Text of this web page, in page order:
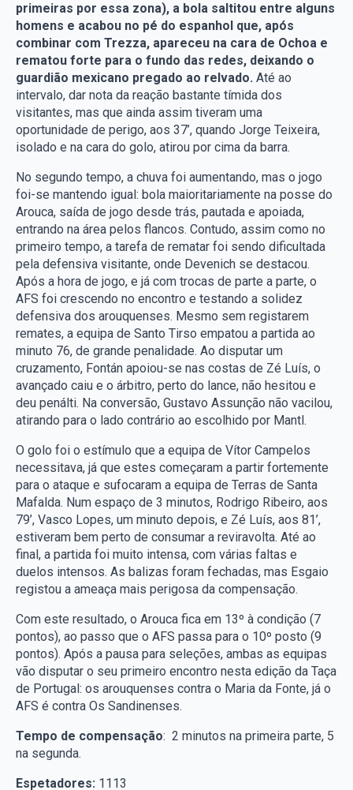
primeiras por essa zona), a bola saltitou entre alguns
homens e acabou no pé do espanhol que, após
combinar com Trezza, apareceu na cara de Ochoa e
rematou forte para o fundo das redes, deixando o
guardião mexicano pregado ao relvado. Até ao
intervalo, dar nota da reação bastante tímida dos
visitantes, mas que ainda assim tiveram uma
oportunidade de perigo, aos 37’, quando Jorge Teixeira,
isolado e na cara do golo, atirou por cima da barra.
No segundo tempo, a chuva foi aumentando, mas o jogo
foi-se mantendo igual: bola maioritariamente na posse do
Arouca, saída de jogo desde trás, pautada e apoiada,
entrando na área pelos flancos. Contudo, assim como no
primeiro tempo, a tarefa de rematar foi sendo dificultada
pela defensiva visitante, onde Devenich se destacou.
Após a hora de jogo, e já com trocas de parte a parte, o
AFS foi crescendo no encontro e testando a solidez
defensiva dos arouquenses. Mesmo sem registarem
remates, a equipa de Santo Tirso empatou a partida ao
minuto 76, de grande penalidade. Ao disputar um
cruzamento, Fontán apoiou-se nas costas de Zé Luís, o
avançado caiu e o árbitro, perto do lance, não hesitou e
deu penálti. Na conversão, Gustavo Assunção não vacilou,
atirando para o lado contrário ao escolhido por Mantl.
O golo foi o estímulo que a equipa de Vítor Campelos
necessitava, já que estes começaram a partir fortemente
para o ataque e sufocaram a equipa de Terras de Santa
Mafalda. Num espaço de 3 minutos, Rodrigo Ribeiro, aos
79’, Vasco Lopes, um minuto depois, e Zé Luís, aos 81’,
estiveram bem perto de consumar a reviravolta. Até ao
final, a partida foi muito intensa, com várias faltas e
duelos intensos. As balizas foram fechadas, mas Esgaio
registou a ameaça mais perigosa da compensação.
Com este resultado, o Arouca fica em 13º à condição (7
pontos), ao passo que o AFS passa para o 10º posto (9
pontos). Após a pausa para seleções, ambas as equipas
vão disputar o seu primeiro encontro nesta edição da Taça
de Portugal: os arouquenses contra o Maria da Fonte, já o
AFS é contra Os Sandinenses.
Tempo de compensação: 2 minutos na primeira parte, 5
na segunda.
Espetadores: 1113